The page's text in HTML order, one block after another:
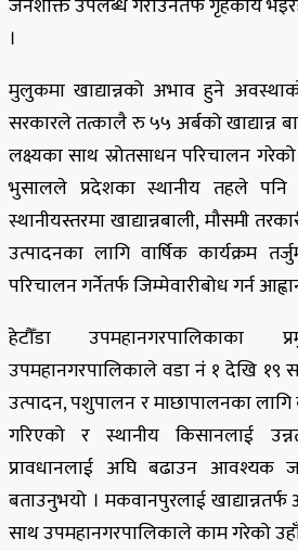
।
मुलुकमा खाद्यान्नको अभाव हुने
सरकारले तत्कालै रु ५५ अर्बको खाद्यान्न
लक्ष्यका साथ स्रोतसाधन परिचालन
भुसालले प्रदेशका स्थानीय तहले पनि
स्थानीयस्तरमा खाद्यान्नबाली, मौसमी
उत्पादनका लागि वार्षिक कार्यक्रम
परिचालन गर्नेतर्फ जिम्मेवारीबोध गर्न
हेटौँडा
उपमहानगरपालिकाले वडा नंं १ देखि १९
उत्पादन, पशुपालन र माछापालनका लागि
गरिएको र स्थानीय किसानलाई
प्रावधानलाई अघि बढाउन आवश्यक
बताउनुभयो । मकवानपुरलाई
साथ उपमहानगरपालिकाले काम गरेको